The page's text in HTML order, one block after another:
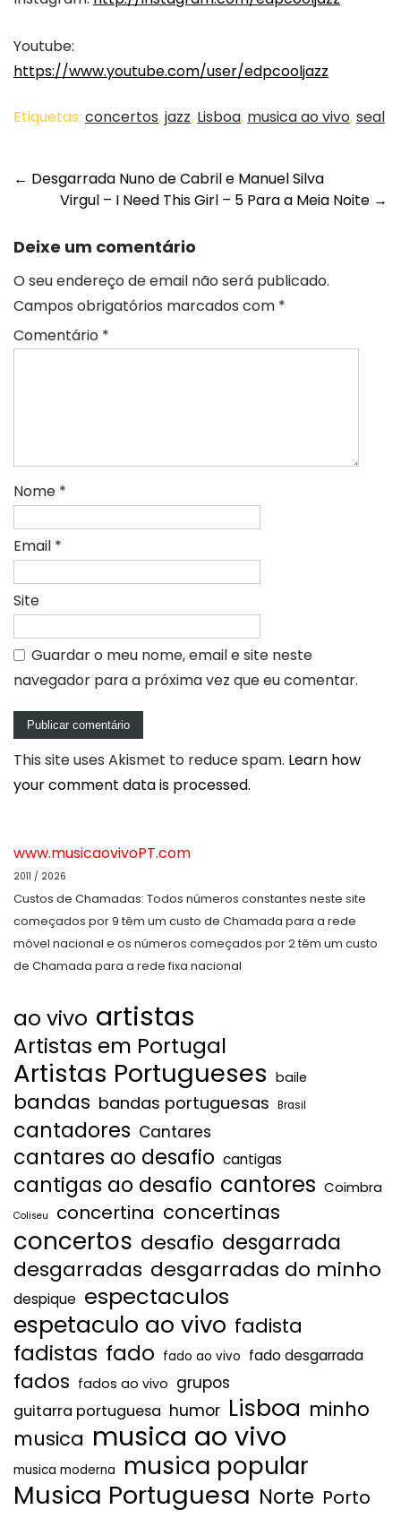
Youtube:
https://www.youtube.com/user/edpcooljazz
Etiquetas: concertos,jazz, Lisboa, musica ao vivo,seal
Post
navigation
← Desgarrada Nuno de Cabril e Manuel Silva
Virgul – I Need This Girl – 5 Para a Meia Noite →
Deixe um comentário
O seu endereço de email não será publicado.
Campos obrigatórios marcados com *
Comentário *
Nome *
Email *
Site
Guardar o meu nome, email e site neste
navegador para a próxima vez que eu comentar.
This site uses Akismet to reduce spam. Learn how
your comment data is processed.
www.musicaovivoPT.com
2011 / 2026
Custos de Chamadas: Todos números constantes neste site
começados por 9 têm um custo de Chamada para a rede
móvel nacional e os números começados por 2 têm um custo
de Chamada para a rede fixa nacional
ao vivo artistas
Artistas em Portugal
Artistas Portugueses baile
bandas bandas portuguesas Brasil
cantadores Cantares
cantares ao desafio cantigas
cantigas ao desafio cantores Coimbra
Coliseu concertina concertinas
concertos desafio desgarrada
desgarradas desgarradas do minho
despique espectaculos
espetaculo ao vivo fadista
fadistas fado fado ao vivo fado desgarrada
fados fados ao vivo grupos
guitarra portuguesa humor Lisboa minho
musica musica ao vivo
musica moderna musica popular
Musica Portuguesa Norte Porto